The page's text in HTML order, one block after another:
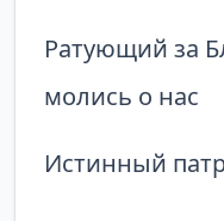
Ратующий за
молись о нас
Истинный